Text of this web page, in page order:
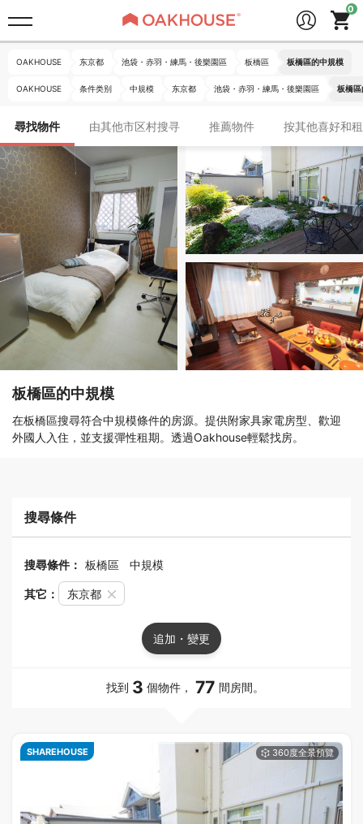
OAKHOUSE 东京都 池袋・赤羽・練馬・後樂園區 板橋區 板橋區的中規模
OAKHOUSE 条件类别 中規模 东京都 池袋・赤羽・練馬・後樂園區 板橋
尋找物件 由其他市区村搜寻 推薦物件 按其他喜好和
板橋區的中規模
在板橋區搜尋符合中規模條件的房源。提供附家具家電房型、歡迎
外國人入住，並支援彈性租期。透過Oakhouse輕鬆找房。
搜尋條件
搜尋條件： 板橋區 中規模
其它： 东京都
追加・變更
找到 3 個物件， 77 間房間。
SHAREHOUSE